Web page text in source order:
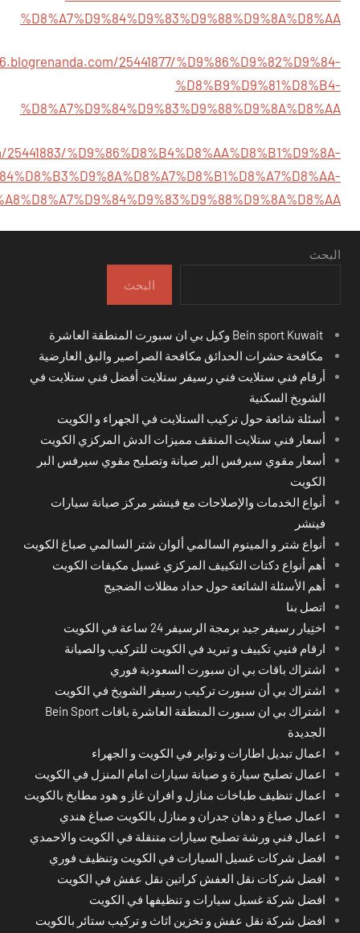
%D8%A7%D9%84%D9%83%D9%88%D9%8A%D8%AA
25441877/%D9%86%D9%82%D9%84-
%D8%B9%D9%81%D8%B4-
%D8%A7%D9%84%D9%83%D9%88%D9%8A%D8%AA
%D9%86%D8%B4%D8%AA%D8%B1%D9%8A-
البحث
البحث
مكافحة حشرات الحدائق مكافحة الصراصير والبق العارضية
أرقام فني ستلايت فني رسيفر ستلايت أفضل فني ستلايت في
الشويخ السكنية
أسئلة شائعة حول تركيب الستلايت في الجهراء و الكويت
أسعار فني ستلايت المنقف مميزات الدش المركزي الكويت
أسعار مقوي سيرفس البر صيانة وتصليح مقوي سيرفس البر
الكويت
أنواع الخدمات والإصلاحات مع فينشر مركز صيانة سيارات
فينشر
أنواع شتر و المينوم السالمي ألوان شتر السالمي صباغ الكويت
أهم أنواع دكتات التكييف المركزي غسيل مكيفات الكويت
أهم الأسئلة الشائعة حول حداد مظلات الضجيج
اتصل بنا
اختِيار رسيفر جيد برمجة الرسيفر 24 ساعة في الكويت
ارقام فنيي تكييف و تبريد في الكويت للتركيب والصيانة
اشتراك باقات بي ان سبورت السعودية فوري
اشتراك بي أن سبورت تركيب رسيفر الشويخ في الكويت
اشتراك بي ان سبورت المنطقة العاشرة باقات Bein Sport
الجديدة
اعمال تبديل اطارات و تواير في الكويت و الجهراء
اعمال تصليح سيارة و صيانة سيارات امام المنزل في الكويت
اعمال تنظيف طباخات منازل و افران غاز و هود مطابخ بالكويت
اعمال صباغ و دهان جدران و منازل بالكويت صباغ هندي
اعمال فني ورشة تصليح سيارات متنقلة في الكويت والاحمدي
افضل شركات غسيل السيارات في الكويت وتنظيف فوري
افضل شركات نقل العفش كراتين نقل عفش في الكويت
افضل شركة غسيل سيارات و تنظيفها في الكويت
افضل شركة نقل عفش و تخزين اثاث و تركيب ستائر بالكويت